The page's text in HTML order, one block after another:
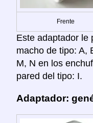
Frente
Este adaptador le
macho de tipo: A,
M, N en los
pared del tipo: I.
Adaptador: